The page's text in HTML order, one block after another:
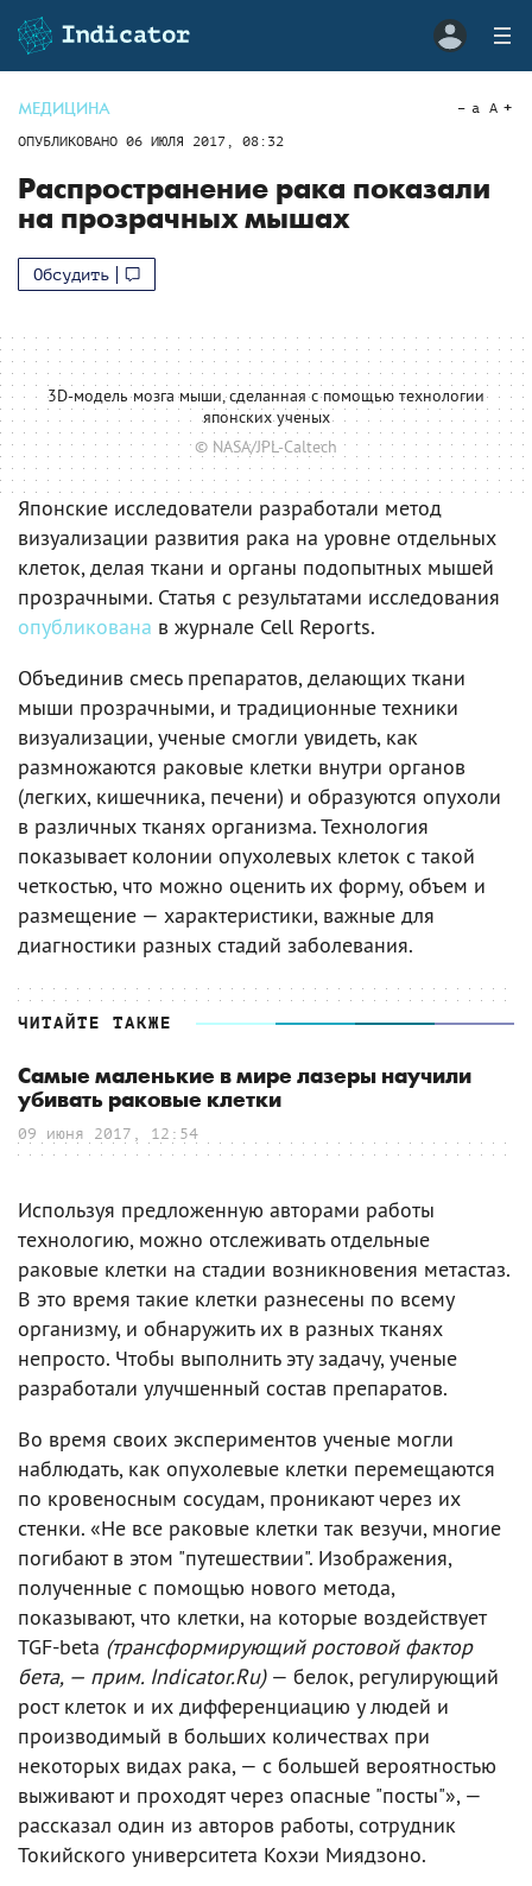
МЕДИЦИНА
ОПУБЛИКОВАНО 06 ИЮЛЯ 2017, 08:32
a A
Распространение рака показали
на прозрачных мышах
Обсудить
3D-модель мозга мыши, сделанная с помощью технологии
японских ученых
© NASA/JPL-Caltech
Японские исследователи разработали метод
визуализации развития рака на уровне отдельных
клеток, делая ткани и органы подопытных мышей
прозрачными. Статья с результатами исследования
опубликована в журнале Cell Reports.
Объединив смесь препаратов, делающих ткани
мыши прозрачными, и традиционные техники
визуализации, ученые смогли увидеть, как
размножаются раковые клетки внутри органов
(легких, кишечника, печени) и образуются опухоли
в различных тканях организма. Технология
показывает колонии опухолевых клеток с такой
четкостью, что можно оценить их форму, объем и
размещение — характеристики, важные для
диагностики разных стадий заболевания.
ЧИТАЙТЕ ТАКЖЕ
Самые маленькие в мире лазеры научили
убивать раковые клетки
09 июня 2017, 12:54
Используя предложенную авторами работы
технологию, можно отслеживать отдельные
раковые клетки на стадии возникновения метастаз.
В это время такие клетки разнесены по всему
организму, и обнаружить их в разных тканях
непросто. Чтобы выполнить эту задачу, ученые
разработали улучшенный состав препаратов.
Во время своих экспериментов ученые могли
наблюдать, как опухолевые клетки перемещаются
по кровеносным сосудам, проникают через их
стенки. «Не все раковые клетки так везучи, многие
погибают в этом "путешествии". Изображения,
полученные с помощью нового метода,
показывают, что клетки, на которые воздействует
TGF-beta (трансформирующий ростовой фактор
бета, — прим. Indicator.Ru)— белок, регулирующий
рост клеток и их дифференциацию у людей и
производимый в больших количествах при
некоторых видах рака, — с большей вероятностью
выживают и проходят через опасные "посты"», —
рассказал один из авторов работы, сотрудник
Токийского университета Кохэи Миядзоно.